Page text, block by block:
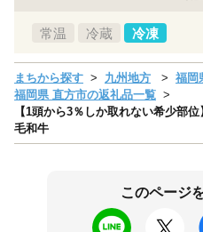
常温 冷蔵 冷凍
まちから探す 九州地方
福岡
福岡県 直方市の返礼品一覧
【1頭から3％しか取れない希少部
毛和牛
このページ